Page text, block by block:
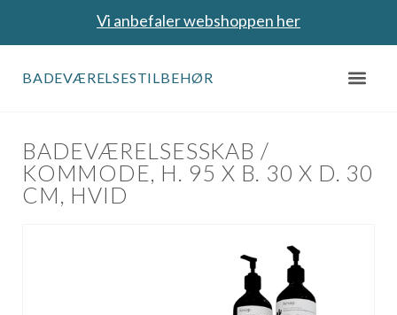
Vi anbefaler webshoppen her
BADEVÆRELSESTILBEHØR
BADEVÆRELSESSKAB /
KOMMODE, H. 95 X B. 30 X D. 30
CM, HVID